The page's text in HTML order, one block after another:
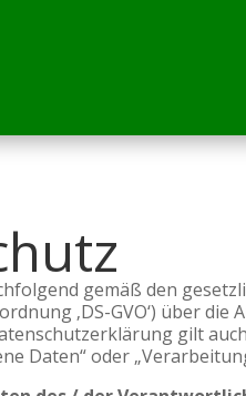
gemäß den
‚DS-GVO‘) über
gilt
Daten“ oder